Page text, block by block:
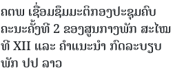
ຄຕພ ເຊື່ອມຊຶມມະຕິກອງປະຊຸມຄົບ
ຄະນະຄັ້ງທີ 2 ຂອງສູນກາງພັກ ສະໄໝ
ທີ XII ແລະ ຄໍາແນະນໍາ ກົດລະບຽບ
ພັກ ປປ ລາວ